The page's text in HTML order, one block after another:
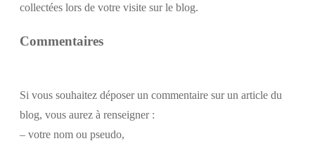
collectées lors de votre visite sur le blog.
Commentaires
Si vous souhaitez déposer un commentaire sur un article du
blog, vous aurez à renseigner :
– votre nom ou pseudo,